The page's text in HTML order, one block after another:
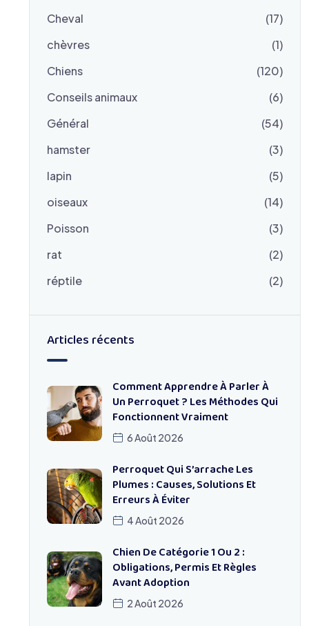
Cheval
(17)
chèvres
(1)
Chiens
(120)
Conseils animaux
(6)
Général
(54)
hamster
(3)
lapin
(5)
oiseaux
(14)
Poisson
(3)
rat
(2)
réptile
(2)
Articles récents
Comment Apprendre À Parler À
Un Perroquet ? Les Méthodes Qui
Fonctionnent Vraiment
6 Août 2026
Perroquet Qui S’arrache Les
Plumes : Causes, Solutions Et
Erreurs À Éviter
4 Août 2026
Chien De Catégorie 1 Ou 2 :
Obligations, Permis Et Règles
Avant Adoption
2 Août 2026